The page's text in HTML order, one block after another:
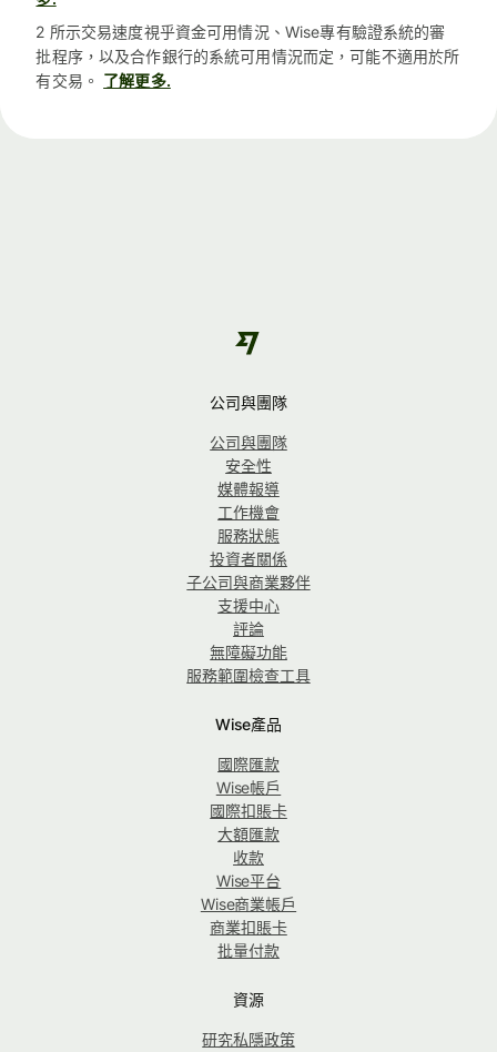
2 所示交易速度視乎資金可用情況、Wise專有驗證系統的審
批程序，以及合作銀行的系統可用情況而定，可能不適用於所
有交易。 了解更多.
公司與團隊
公司與團隊
安全性
媒體報導
工作機會
服務狀態
投資者關係
子公司與商業夥伴
支援中心
評論
無障礙功能
服務範圍檢查工具
Wise產品
國際匯款
Wise帳戶
國際扣賬卡
大額匯款
收款
Wise平台
Wise商業帳戶
商業扣賬卡
批量付款
資源
研究私隱政策